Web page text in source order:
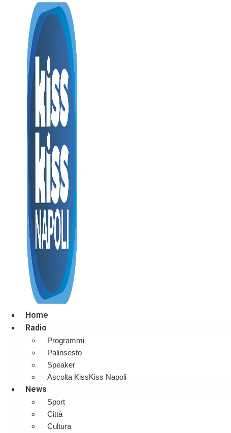
Home
Radio
Programmi
Palinsesto
Speaker
Ascolta KissKiss Napoli
News
Sport
Città
Cultura